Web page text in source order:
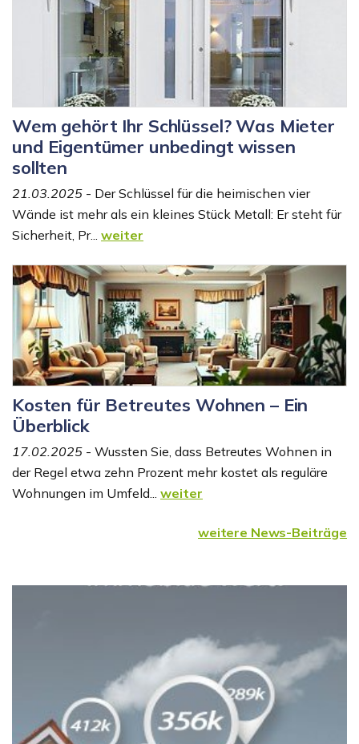
Wem gehört Ihr Schlüssel? Was Mieter
und Eigentümer unbedingt wissen
sollten
21.03.2025 - Der Schlüssel für die heimischen vier
Wände ist mehr als ein kleines Stück Metall: Er steht für
Sicherheit, Pr... weiter
Kosten für Betreutes Wohnen – Ein
Überblick
17.02.2025 - Wussten Sie, dass Betreutes Wohnen in
der Regel etwa zehn Prozent mehr kostet als reguläre
Wohnungen im Umfeld... weiter
weitere News-Beiträge